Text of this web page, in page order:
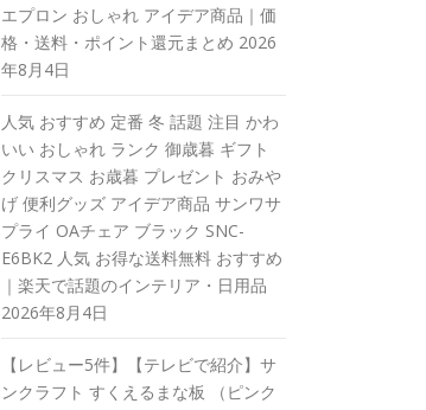
エプロン おしゃれ アイデア商品｜価
格・送料・ポイント還元まとめ 2026
年8月4日
人気 おすすめ 定番 冬 話題 注目 かわ
いい おしゃれ ランク 御歳暮 ギフト
クリスマス お歳暮 プレゼント おみや
げ 便利グッズ アイデア商品 サンワサ
プライ OAチェア ブラック SNC-
E6BK2 人気 お得な送料無料 おすすめ
｜楽天で話題のインテリア・日用品
2026年8月4日
【レビュー5件】【テレビで紹介】サ
ンクラフト すくえるまな板 （ピンク